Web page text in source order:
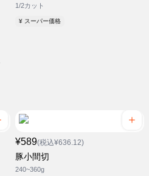
1/2カット
¥ スーパー価格
¥589(税込¥636.12)
豚小間切
240~360g